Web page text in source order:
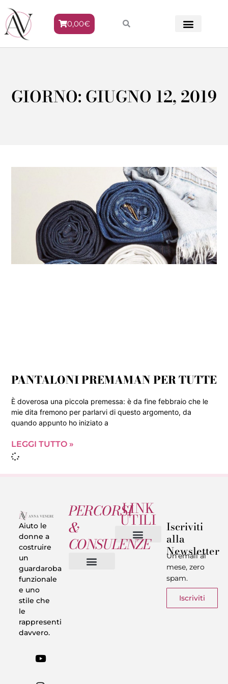
0,00€
GIORNO: GIUGNO 12, 2019
PANTALONI PREMAMAN PER TUTTE
È doverosa una piccola premessa: è da fine febbraio che le
mie dita fremono per parlarvi di questo argomento, da
quando appunto ho iniziato a
LEGGI TUTTO »
Aiuto le
donne a
costruire
un
guardaroba
funzionale
e uno
stile che
le
rappresenti
davvero.
PERCORSI
&
CONSULENZE
LINK
UTILI Iscriviti
alla
Newsletter
Un’email al
mese, zero
spam.
Iscriviti